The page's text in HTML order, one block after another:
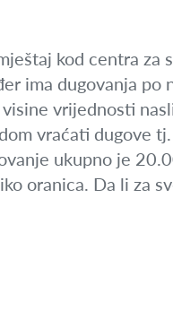
kod centra
ima dugovanja
vrijednosti
vraćati dugove
ukupno je
oranica. Da li za